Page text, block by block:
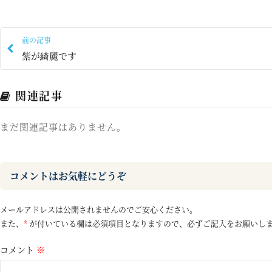
前の記事
紫が綺麗です
関連記事
まだ関連記事はありません。
コメントはお気軽にどうぞ
メールアドレスは公開されませんのでご安心ください。
また、 * が付いている欄は必須項目となりますので、必ずご記入をお願いし
コメント ※